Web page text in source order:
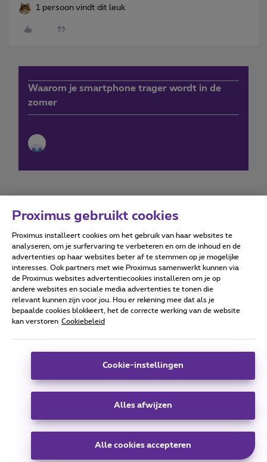
1 persoon vindt dit leuk
Waarom je smartphone trager wordt in de
zomer
Forumvoorwaarden Accessibility statement
Alle rechten voorbehouden. © Proximus
Algemene voorwaarden, consumenteninfo
Deze website is gecreëerd en wordt beheerd conform het
Koning Albert II-laan 27 - B-1030 Brussel.
Carrier & Wholesale Solutions
Telindus
|Sitemap
Proximus gebruikt cookies
Proximus installeert cookies om het gebruik van haar websites te
analyseren, om je surfervaring te verbeteren en om de inhoud en de
advertenties op haar websites beter af te stemmen op je mogelijke
interesses. Ook partners met wie Proximus samenwerkt kunnen via
de Proximus websites advertentiecookies installeren om je op
andere websites en sociale media advertenties te tonen die
relevant kunnen zijn voor jou. Hou er rekening mee dat als je
bepaalde cookies blokkeert, het de correcte werking van de website
kan verstoren Cookiebeleid
Cookie-instellingen
Alles afwijzen
Alle cookies accepteren